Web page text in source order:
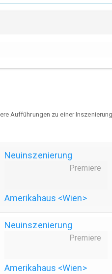
Aufführungen zu einer
Neuinszenierung
Premiere
Amerikahaus <Wien>
Neuinszenierung
Premiere
Amerikahaus <Wien>